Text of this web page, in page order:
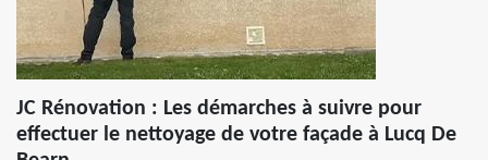
JC Rénovation : Les démarches à suivre pour
effectuer le nettoyage de votre façade à Lucq De